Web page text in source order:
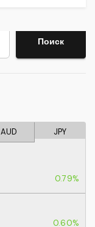
Поиск
AUD JPY
0.79%
0.60%